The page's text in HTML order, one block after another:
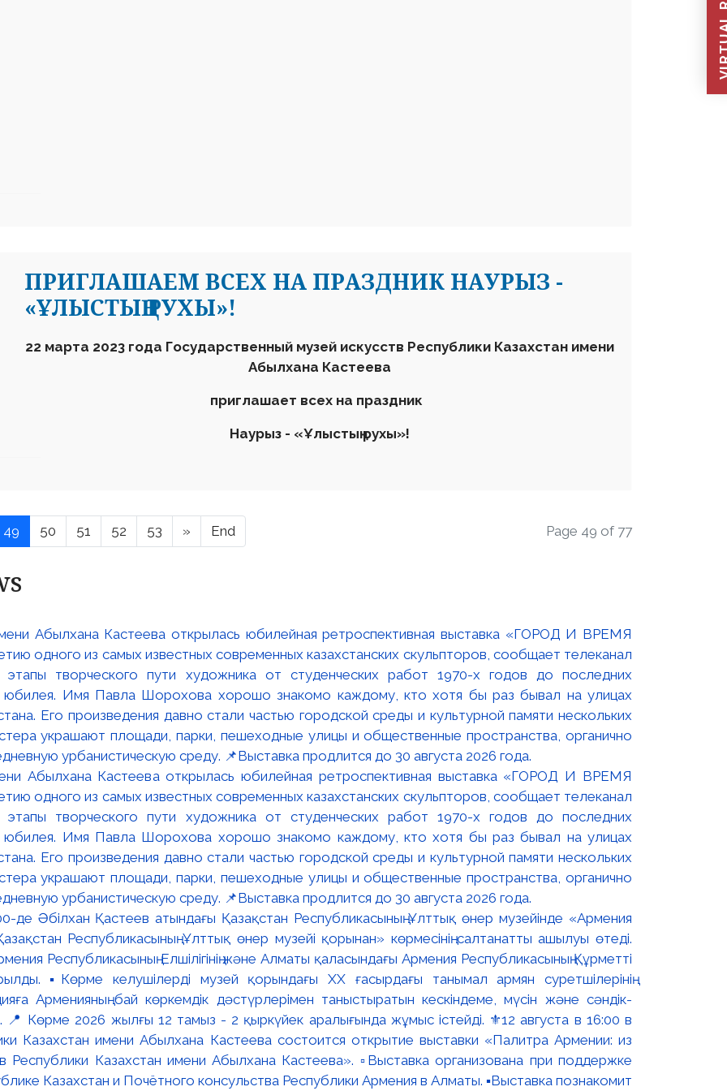
ПРИГЛАШАЕМ ВСЕХ НА ПРАЗДНИК НАУРЫЗ -
«ҰЛЫСТЫҢ РУХЫ»!
22 марта 2023 года Государственный музей искусств Республики Казахстан имени
Абылхана Кастеева
приглашает всех на праздник
Наурыз - «Ұлыстың рухы»!
49 50 51 52 53 » End Page 49 of 77
Абылхана Кастеева открылась юбилейная ретроспективная выставка «ГОРОД И ВРЕМЯ
одного из самых известных современных казахстанских скульпторов, сообщает телеканал
творческого пути художника от студенческих работ 1970-х годов до последних
юбилея. Имя Павла Шорохова хорошо знакомо каждому, кто хотя бы раз бывал на улицах
Его произведения давно стали частью городской среды и культурной памяти нескольких
украшают площади, парки, пешеходные улицы и общественные пространства, органично
урбанистическую среду. 📌Выставка продлится до 30 августа 2026 года.